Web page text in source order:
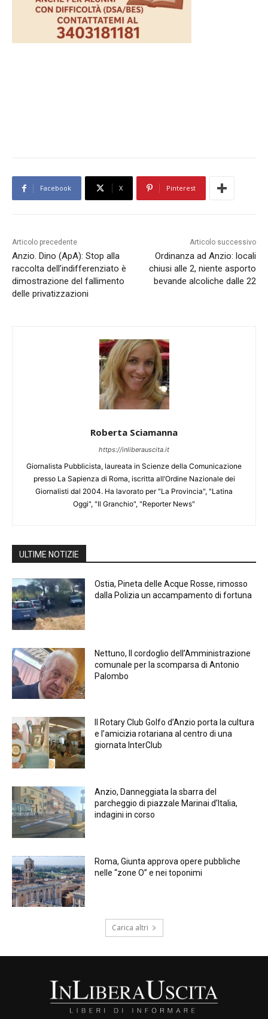
Facebook X Pinterest
Articolo precedente
Anzio. Dino (ApA): Stop alla
raccolta dell’indifferenziato è
dimostrazione del fallimento
delle privatizzazioni
Articolo successivo
Ordinanza ad Anzio: locali
chiusi alle 2, niente asporto
bevande alcoliche dalle 22
Roberta Sciamanna
https://inliberauscita.it
Giornalista Pubblicista, laureata in Scienze della Comunicazione
presso La Sapienza di Roma, iscritta all’Ordine Nazionale dei
Giornalisti dal 2004. Ha lavorato per "La Provincia", "Latina
Oggi", "Il Granchio", "Reporter News"
ULTIME NOTIZIE
Ostia, Pineta delle Acque Rosse, rimosso
dalla Polizia un accampamento di fortuna
Nettuno, Il cordoglio dell’Amministrazione
comunale per la scomparsa di Antonio
Palombo
Il Rotary Club Golfo d’Anzio porta la cultura
e l’amicizia rotariana al centro di una
giornata InterClub
Anzio, Danneggiata la sbarra del
parcheggio di piazzale Marinai d’Italia,
indagini in corso
Roma, Giunta approva opere pubbliche
nelle “zone O” e nei toponimi
Carica altri